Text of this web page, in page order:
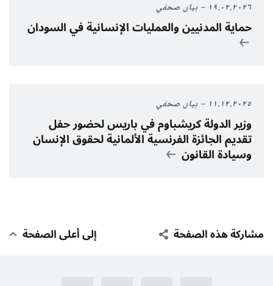
١٩.٠٢.٢٠٢٦ بيان صحفي
حماية المدنيين والعمليات الإنسانية في السودان
١١.١٢.٢٠٢٥ بيان صحفي
وزير الدولة كريشباوم في باريس لحضور حفل
تقديم الجائزة الفرنسية الألمانية لحقوق الإنسان
وسيادة القانون
مشاركة هذه الصفحة إلى أعلى الصفحة